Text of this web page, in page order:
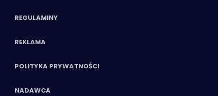
REGULAMINY
REKLAMA
POLITYKA PRYWATNOŚCI
NADAWCA